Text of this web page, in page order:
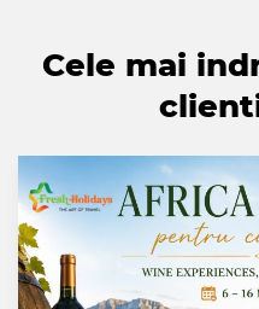
Cele mai